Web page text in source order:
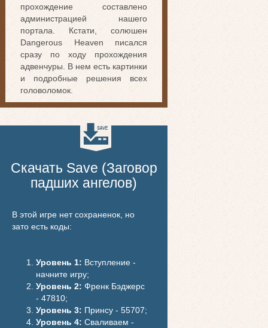
прохождение составлено
администрацией нашего
портала. Кстати, солюшен
Dangerous Heaven писался
сразу по ходу прохождения
адвенчуры. В нем есть картинки
и подробные решения всех
головоломок.
Скачать Save (Заговор
падших ангелов)
В этой игре нет сохраненок, но
зато есть коды:
Уровень 1: Вступление -
начните игру;
Уровень 2: Френк Бэджерс
- 47810;
Уровень 3: Принсу - 55707;
Уровень 4: Сваливаем -